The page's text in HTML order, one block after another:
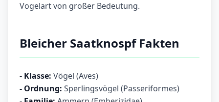
Vogelart von großer Bedeutung.
Bleicher Saatknospf Fakten
- Klasse: Vögel (Aves)
- Ordnung: Sperlingsvögel (Passeriformes)